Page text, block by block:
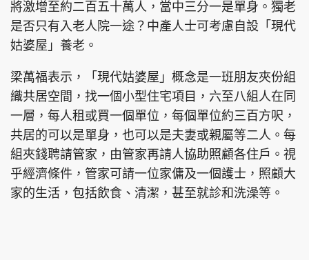
將激增至約二百五十萬人，當中三分一是單身。獨老
是否只有入老人院一途？中產人士可考慮自設「現代
姑婆屋」養老。
梁萬福表示，「現代姑婆屋」概念是一班朋友夾份組
織共居空間，找一個小型住宅項目，六至八組人在同
一層，每人租或買一個單位，每個單位約三百方呎，
共居的可以是單身，也可以是夫妻或親屬等二人。每
組夾錢聘請管家，由管家再請人協助照顧各住戶。視
乎經濟條件，管家可請一位家傭及一個護士，照顧大
家的生活，包括飲食、清潔，甚至就診和洗澡等。